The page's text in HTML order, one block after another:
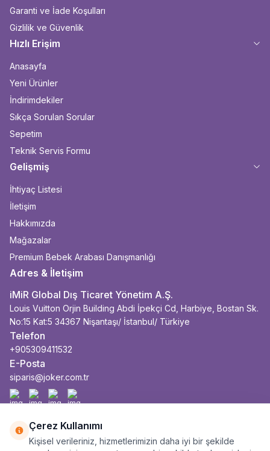
Garanti ve İade Koşulları
Gizlilik ve Güvenlik
Hızlı Erişim
Anasayfa
Yeni Ürünler
İndirimdekiler
Sıkça Sorulan Sorular
Sepetim
Teknik Servis Formu
Gelişmiş
İhtiyaç Listesi
İletişim
Hakkımızda
Mağazalar
Premium Bebek Arabası Danışmanlığı
Adres & İletişim
iMiR Global Dış Ticaret Yönetim A.Ş.
Louis Vuitton Orjin Building Abdi İpekçi Cd, Harbiye, Bostan Sk.
No:15 Kat:5 34367 Nişantaşı/ İstanbul/ Türkiye
Telefon
+905309411532
E-Posta
siparis@joker.com.tr
Facebook
İnstagram
YoutubeLinkedin
Çerez Kullanımı
Kişisel verileriniz, hizmetlerimizin daha iyi bir şekilde